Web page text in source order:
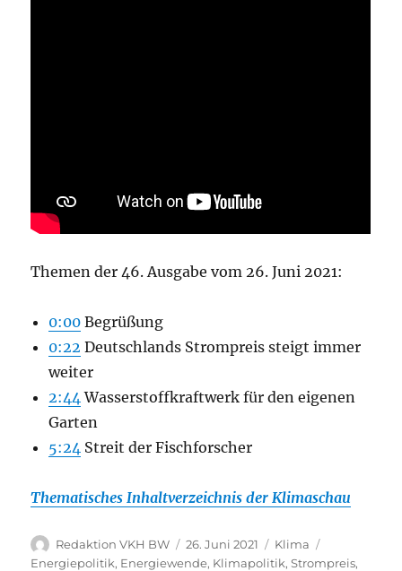
Themen der 46. Ausgabe vom 26. Juni 2021:
0:00 Begrüßung
0:22 Deutschlands Strompreis steigt immer
weiter
2:44 Wasserstoffkraftwerk für den eigenen
Garten
5:24 Streit der Fischforscher
Thematisches Inhaltverzeichnis der Klimaschau
Autor
Redaktion VKH BW
Veröffentlicht
am
26. Juni 2021 Kategorien
Klima
Energiepolitik, Energiewende, Klimapolitik,Strompreis,